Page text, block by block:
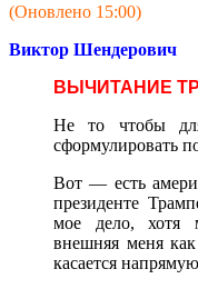
(Оновлено 15:00)
Виктор Шендерович
ВЫЧИТАНИЕ
Не то чтобы
сформулировать
Вот — есть
президенте
мое дело, хотя
внешняя меня
касается